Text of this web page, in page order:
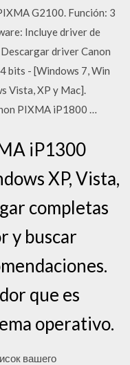
G2100. Función: 3
Incluye driver de
driver Canon
bits - [Windows 7, Win
Vista, XP y Mac].
PIXMA iP1800 …
iP1300
XP, Vista,
completas
y buscar
que es
operativo.
вашего